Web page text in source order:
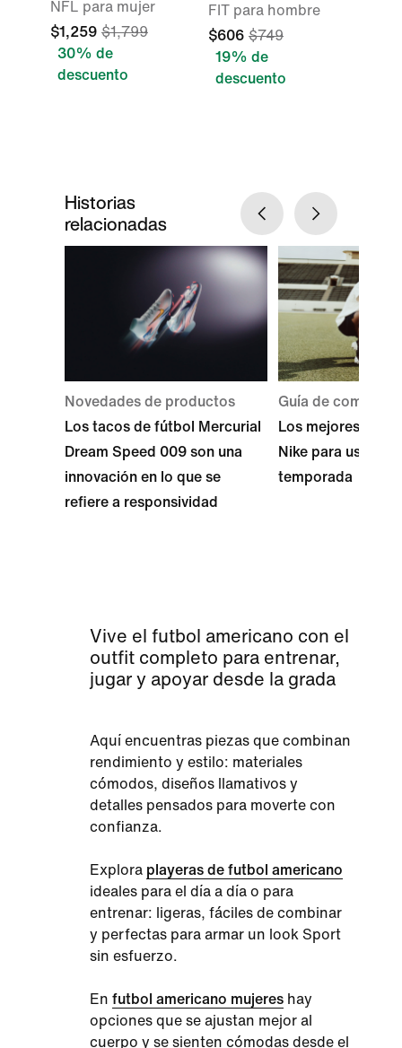
NFL para mujer
$1,259 $1,799
30% de
descuento
FIT para hombre
$606 $749
19% de
descuento
Historias
relacionadas
Novedades de productos
Los tacos de fútbol Mercurial
Dream Speed 009 son una
innovación en lo que se
refiere a responsividad
Guía de compra
Los mejores
Nike para usar
temporada
Vive el futbol americano con el
outfit completo para entrenar,
jugar y apoyar desde la grada
Aquí encuentras piezas que combinan
rendimiento y estilo: materiales
cómodos, diseños llamativos y
detalles pensados para moverte con
confianza.
Explora playeras de futbol americano
ideales para el día a día o para
entrenar: ligeras, fáciles de combinar
y perfectas para armar un look Sport
sin esfuerzo.
En futbol americano mujeres hay
opciones que se ajustan mejor al
cuerpo y se sienten cómodas desde el